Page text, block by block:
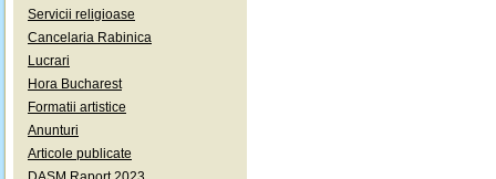
Servicii religioase
Cancelaria Rabinica
Lucrari
Hora Bucharest
Formatii artistice
Anunturi
Articole publicate